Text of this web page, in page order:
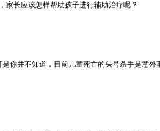
家长应该怎样帮助孩子进行辅助治疗呢？
你并不知道，目前儿童死亡的头号杀手是意外